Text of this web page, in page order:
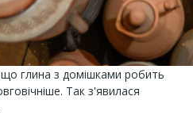
глина з домішками робить
Так з'явилася